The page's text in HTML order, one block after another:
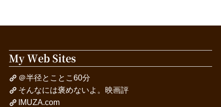
My Web Sites
＠半径とことこ60分
そんなには褒めないよ。映画評
IMUZA.com